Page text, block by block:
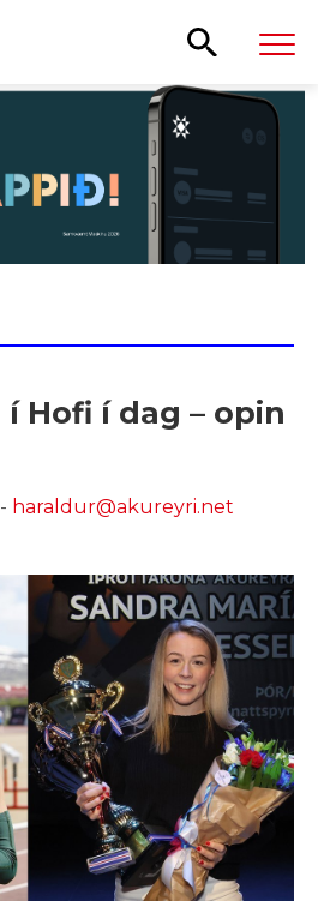
Hofi í dag – opin
haraldur@akureyri.net